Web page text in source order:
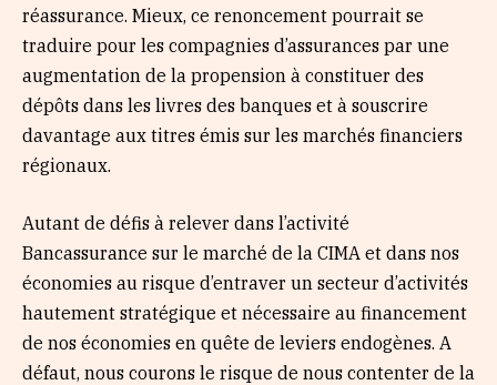
réassurance. Mieux, ce renoncement pourrait se
traduire pour les compagnies d’assurances par une
augmentation de la propension à constituer des
dépôts dans les livres des banques et à souscrire
davantage aux titres émis sur les marchés financiers
régionaux.
Autant de défis à relever dans l’activité
Bancassurance sur le marché de la CIMA et dans nos
économies au risque d’entraver un secteur d’activités
hautement stratégique et nécessaire au financement
de nos économies en quête de leviers endogènes. A
défaut, nous courons le risque de nous contenter de la